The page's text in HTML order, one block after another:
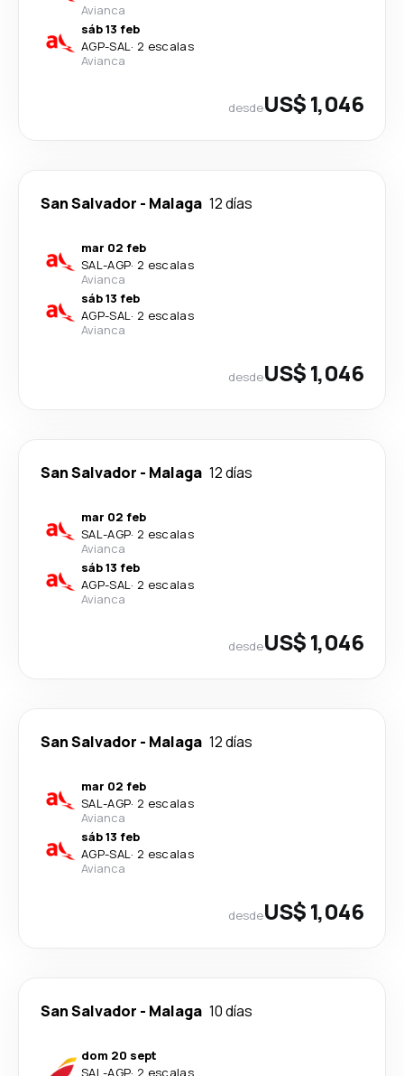
Avianca
sáb 13 feb
AGP-SAL· 2 escalas
Avianca
desdeUS$ 1,046
San Salvador - Malaga 12 días
mar 02 feb
SAL-AGP· 2 escalas
Avianca
sáb 13 feb
AGP-SAL· 2 escalas
Avianca
desdeUS$ 1,046
San Salvador - Malaga 12 días
mar 02 feb
SAL-AGP· 2 escalas
Avianca
sáb 13 feb
AGP-SAL· 2 escalas
Avianca
desdeUS$ 1,046
San Salvador - Malaga 12 días
mar 02 feb
SAL-AGP· 2 escalas
Avianca
sáb 13 feb
AGP-SAL· 2 escalas
Avianca
desdeUS$ 1,046
San Salvador - Malaga 10 días
dom 20 sept
SAL-AGP· 2 escalas